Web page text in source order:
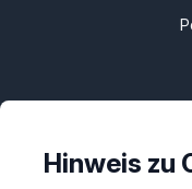
Hinweis zu